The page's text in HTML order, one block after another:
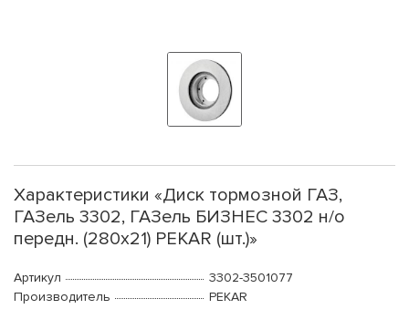
Характеристики «Диск тормозной ГАЗ,
ГАЗель 3302, ГАЗель БИЗНЕС 3302 н/о
передн. (280x21) PEKAR (шт.)»
Артикул
3302-3501077
Производитель
PEKAR